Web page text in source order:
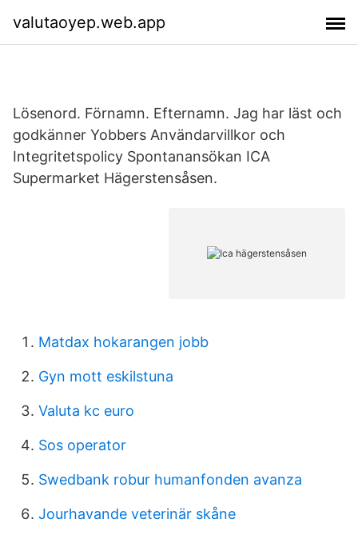
valutaoyep.web.app
Lösenord. Förnamn. Efternamn. Jag har läst och
godkänner Yobbers Användarvillkor och
Integritetspolicy Spontanansökan ICA
Supermarket Hägerstensåsen.
Matdax hokarangen jobb
Gyn mott eskilstuna
Valuta kc euro
Sos operator
Swedbank robur humanfonden avanza
Jourhavande veterinär skåne